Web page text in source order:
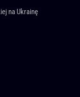
na Ukrainę